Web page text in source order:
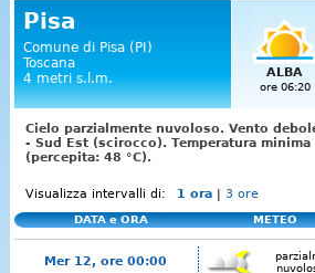
Pisa
Comune di Pisa (PI)
Toscana
4 metri s.l.m.
ALBA
ore 06:20
Cielo parzialmente nuvoloso. Vento
- Sud Est (scirocco). Temperatura minima
(percepita: 48 °C).
Visualizza intervalli di: 1 ora | 3 ore
DATA e ORA METEO
Mer 12, ore 00:00